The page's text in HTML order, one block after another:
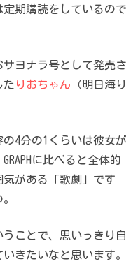
期購読をしているので
サヨナラ号として発売さ
た りおちゃん （明日海り
4分の1くらいは彼女が
に比べると全体的
がある「歌劇」です
ことで、思いっきり自
きたいなと思います。